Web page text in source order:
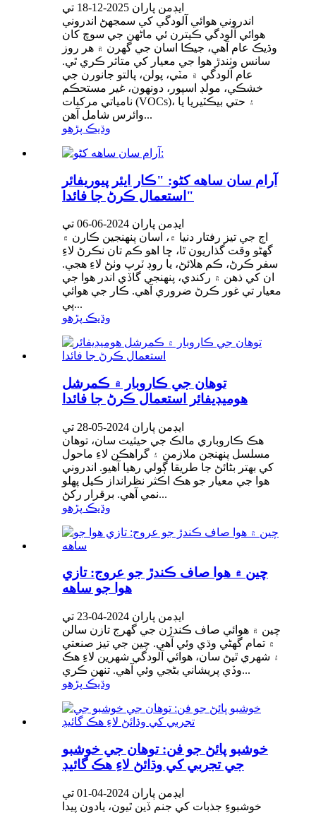
ايڊمن پاران 2025-12-18 تي
اندروني هوائي آلودگي کي سمجهڻ اندروني
هوائي آلودگي ڪيترن ئي ماڻهن جي سوچ کان
وڌيڪ عام آهي، جيڪا اسان جي گهرن ۾ هر روز
سانس وٺندڙ هوا جي معيار کي متاثر ڪري ٿي.
عام آلودگي ۾ مٽي، پولن، پالتو جانورن جي
خشڪي، مولڊ اسپور، دونھون، غير مستحڪم
نامياتي مرکبات (VOCs)، ۽ حتي بيڪٽيريا يا
وائرس شامل آهن...
وڌيڪ پڙهو
آرام سان ساهه کڻو: "ڪار ايئر پيوريفائر
استعمال ڪرڻ جا فائدا"
ايڊمن پاران 2024-06-06 تي
اڄ جي تيز رفتار دنيا ۾، اسان پنهنجين ڪارن ۾
گهڻو وقت گذاريون ٿا، ڇا اهو ڪم تان نڪرڻ لاءِ
سفر ڪرڻ، ڪم هلائڻ، يا روڊ ٽرپ وٺڻ لاءِ هجي.
ان کي ذهن ۾ رکندي، پنهنجي گاڏي اندر هوا جي
معيار تي غور ڪرڻ ضروري آهي. ڪار جي هوائي
پي...
وڌيڪ پڙهو
توهان جي ڪاروبار ۾ ڪمرشل
هوميڊيفائر استعمال ڪرڻ جا فائدا
ايڊمن پاران 2024-05-28 تي
هڪ ڪاروباري مالڪ جي حيثيت سان، توهان
مسلسل پنهنجن ملازمن ۽ گراهڪن لاءِ ماحول
کي بهتر بڻائڻ جا طريقا ڳولي رهيا آهيو. اندروني
هوا جي معيار جو هڪ اڪثر نظرانداز ڪيل پهلو
نمي آهي. برقرار رکڻ...
وڌيڪ پڙهو
چين ۾ هوا صاف ڪندڙ جو عروج: تازي
هوا جو ساهه
ايڊمن پاران 2024-04-23 تي
چين ۾ هوائي صاف ڪندڙن جي گهرج تازن سالن
۾ تمام گهڻي وڌي وئي آهي. چين جي تيز صنعتي
۽ شهري ٿيڻ سان، هوائي آلودگي شهرين لاءِ هڪ
وڏي پريشاني بڻجي وئي آهي. تنهن ڪري...
وڌيڪ پڙهو
خوشبو پائڻ جو فن: توهان جي خوشبو
جي تجربي کي وڌائڻ لاءِ هڪ گائيڊ
ايڊمن پاران 2024-04-01 تي
خوشبوءِ جذبات کي جنم ڏين ٿيون، يادون پيدا